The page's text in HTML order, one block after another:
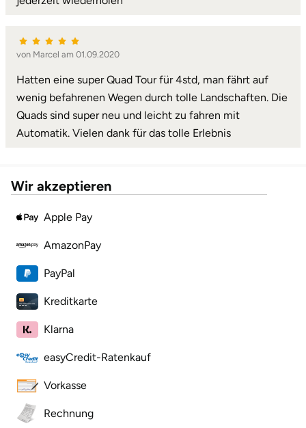
von Marcel am 01.09.2020
Hatten eine super Quad Tour für 4std, man fährt auf
wenig befahrenen Wegen durch tolle Landschaften. Die
Quads sind super neu und leicht zu fahren mit
Automatik. Vielen dank für das tolle Erlebnis
Wir akzeptieren
Apple Pay
AmazonPay
PayPal
Kreditkarte
Klarna
easyCredit-Ratenkauf
Vorkasse
Rechnung
Kronach
Kulmbach
Köln
Landshut
Langenselbold
Ludwigslust-Parchim
Löbau
Lübeck